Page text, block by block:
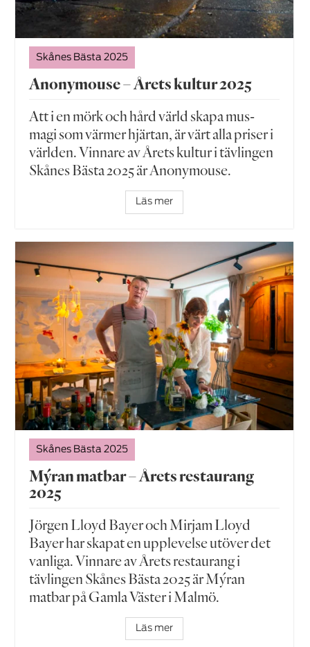
Skånes Bästa 2025
Anonymouse – Årets kultur 2025
Att i en mörk och hård värld skapa mus-
magi som värmer hjärtan, är värt alla priser i
världen. Vinnare av Årets kultur i tävlingen
Skånes Bästa 2025 är Anonymouse.
Läs mer
Skånes Bästa 2025
Mýran matbar – Årets restaurang
2025
Jörgen Lloyd Bayer och Mirjam Lloyd
Bayer har skapat en upplevelse utöver det
vanliga. Vinnare av Årets restaurang i
tävlingen Skånes Bästa 2025 är Mýran
matbar på Gamla Väster i Malmö.
Läs mer